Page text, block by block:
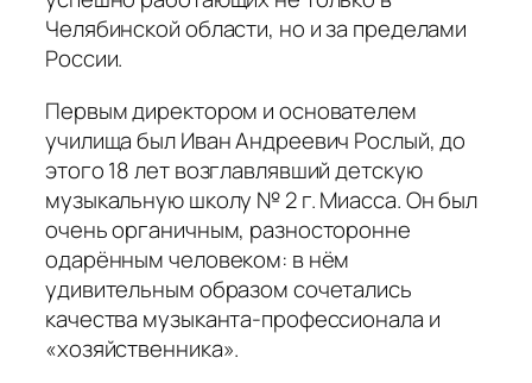
Челябинской области, но и за пределами
России.
Первым директором и основателем
училища был Иван Андреевич Рослый, до
этого 18 лет возглавлявший детскую
музыкальную школу № 2 г. Миасса. Он был
очень органичным, разносторонне
одарённым человеком: в нём
удивительным образом сочетались
качества музыканта-профессионала и
«хозяйственника».